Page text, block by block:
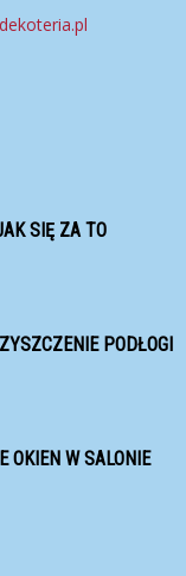
SIĘ ZA TO
PODŁOGI
OKIEN W SALONIE